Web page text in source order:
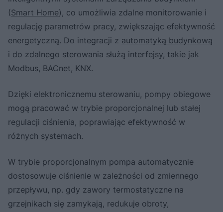
(Smart Home), co umożliwia zdalne monitorowanie i
regulację parametrów pracy, zwiększając efektywność
energetyczną. Do integracji z automatyką budynkową
i do zdalnego sterowania służą interfejsy, takie jak
Modbus, BACnet, KNX.
Dzięki elektronicznemu sterowaniu, pompy obiegowe
mogą pracować w trybie proporcjonalnej lub stałej
regulacji ciśnienia, poprawiając efektywność w
różnych systemach.
W trybie proporcjonalnym pompa automatycznie
dostosowuje ciśnienie w zależności od zmiennego
przepływu, np. gdy zawory termostatyczne na
grzejnikach się zamykają, redukuje obroty,